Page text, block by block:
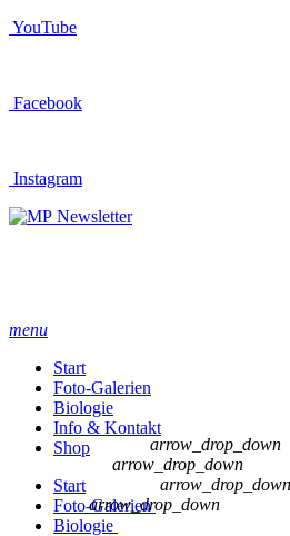
YouTube
Facebook
Instagram
Newsletter
menu
Start
Foto-Galerien
Biologie
Info & Kontakt
Shop
Start
Foto-Galerien
arrow_drop_down
Biologie
arrow_drop_down
arrow_drop_down
arrow_drop_down